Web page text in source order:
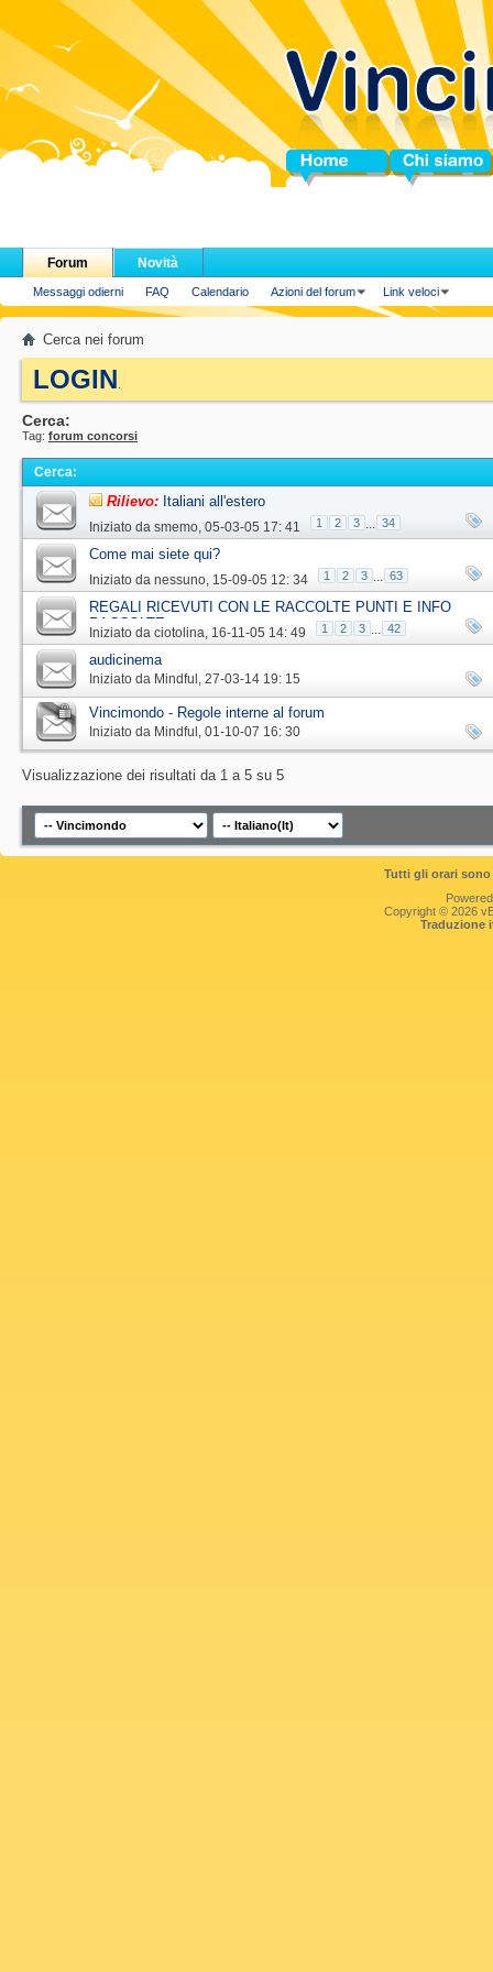
Home Chi siamo
Forum
Messaggi odierni FAQ Calendario Azioni del forum Link veloci
Novità
Cerca nei forum
LOGIN.
Cerca:
Tag: forum concorsi
Cerca:
Rilievo: Italiani all'estero
Iniziato da smemo‎, 05-03-05 17: 41 1 2 3 ... 34
Come mai siete qui?
Iniziato da nessuno‎, 15-09-05 12: 34 1 2 3 ... 63
REGALI RICEVUTI CON LE RACCOLTE PUNTI E INFO
RACCOLTE
Iniziato da ciotolina‎, 16-11-05 14: 49 1 2 3 ... 42
audicinema
Iniziato da Mindful ‎, 27-03-14 19: 15
Vincimondo - Regole interne al forum
Iniziato da Mindful ‎, 01-10-07 16: 30
Visualizzazione dei risultati da 1 a 5 su 5
Tutti gli orari
Copyright © 2026
Traduzione